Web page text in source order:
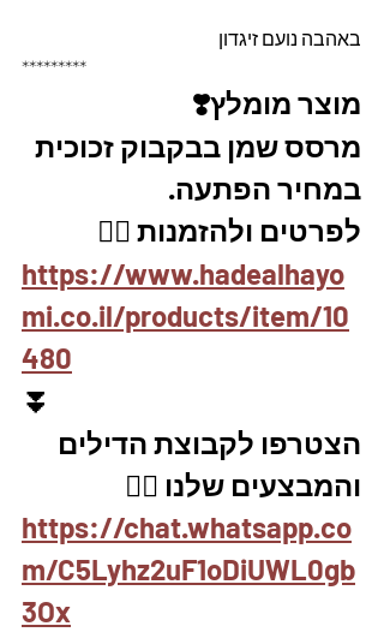
באהבה נועם זיגדון
*********
מוצר מומלץ❣️
מרסס שמן בבקבוק זכוכית
במחיר הפתעה.
לפרטים ולהזמנות 👇🏼
https://www.hadealhayo
mi.co.il/products/item/10
480
⏬
הצטרפו לקבוצת הדילים
והמבצעים שלנו 👇🏽
https://chat.whatsapp.co
m/C5Lyhz2uF1oDiUWL0gb
3Ox